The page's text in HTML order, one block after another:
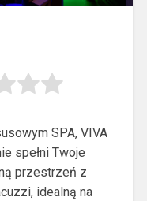
SPA, VIVA
spełni Twoje
przestrzeń z
idealną na